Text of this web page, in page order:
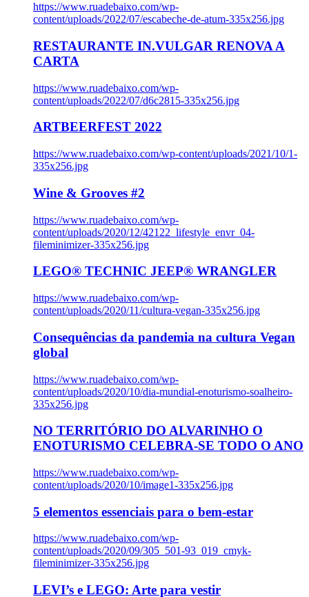
https://www.ruadebaixo.com/wp-
content/uploads/2022/07/escabeche-de-atum-335x256.jpg
RESTAURANTE IN.VULGAR RENOVA A
CARTA
https://www.ruadebaixo.com/wp-
content/uploads/2022/07/d6c2815-335x256.jpg
ARTBEERFEST 2022
https://www.ruadebaixo.com/wp-content/uploads/2021/10/1-
335x256.jpg
Wine & Grooves #2
https://www.ruadebaixo.com/wp-
content/uploads/2020/12/42122_lifestyle_envr_04-
fileminimizer-335x256.jpg
LEGO® TECHNIC JEEP® WRANGLER
https://www.ruadebaixo.com/wp-
content/uploads/2020/11/cultura-vegan-335x256.jpg
Consequências da pandemia na cultura Vegan
global
https://www.ruadebaixo.com/wp-
content/uploads/2020/10/dia-mundial-enoturismo-soalheiro-
335x256.jpg
NO TERRITÓRIO DO ALVARINHO O
ENOTURISMO CELEBRA-SE TODO O ANO
https://www.ruadebaixo.com/wp-
content/uploads/2020/10/image1-335x256.jpg
5 elementos essenciais para o bem-estar
https://www.ruadebaixo.com/wp-
content/uploads/2020/09/305_501-93_019_cmyk-
fileminimizer-335x256.jpg
LEVI’s e LEGO: Arte para vestir